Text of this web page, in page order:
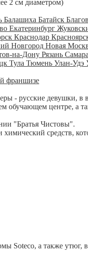
2 см диаметром)
Балашиха Батайск
Екатеринбург
Краснодар
Новгород Новая
на-Дону Рязань Самара
Тула Тюмень Улан-Удэ
франшизе
- русские девушки, в
центре, а
"Братья Чистовы".
средств,
Soteco, а также